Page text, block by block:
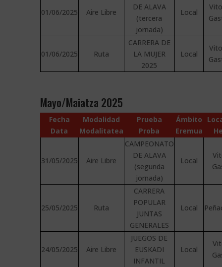
01/06/2025 Aire Libre
DE ALAVA
(tercera
jornada)
Local
01/06/2025 Ruta
CARRERA DE
LA MUJER
2025
Local
Mayo/Maiatza 2025
Fecha
Data
Modalidad
Modalitatea
Prueba
Proba
Ámbito
Eremua
31/05/2025 Aire Libre
CAMPEONATO
DE ALAVA
(segunda
jornada)
Local
25/05/2025 Ruta
CARRERA
POPULAR
JUNTAS
GENERALES
Local
24/05/2025 Aire Libre
JUEGOS DE
EUSKADI
INFANTIL
Local